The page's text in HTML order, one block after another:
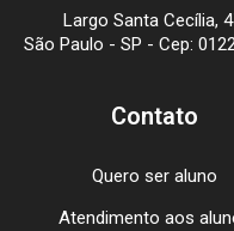
Largo Santa Cecília,
São Paulo - SP - Cep:
Contato
Quero ser aluno
Atendimento aos